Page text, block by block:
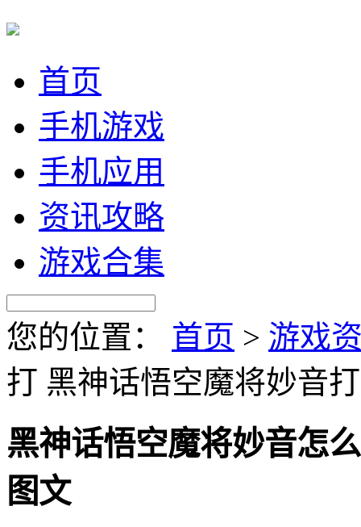
首页
手机游戏
手机应用
资讯攻略
游戏合集
您的位置： 首页 > 游戏
打 黑神话悟空魔将妙音
黑神话悟空魔将妙音怎
图文